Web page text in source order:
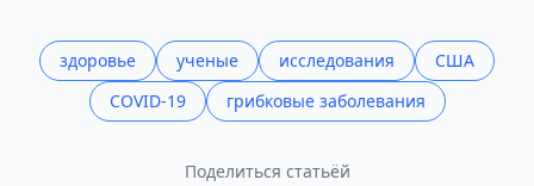
здоровье ученые исследования
США
COVID-19
грибковые заболевания
Поделиться статьёй